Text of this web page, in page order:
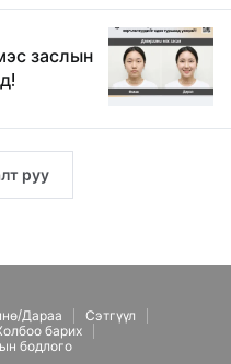
заслын
руу
Дараа
Сэтгүүл
барих
бодлого